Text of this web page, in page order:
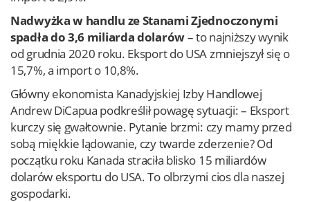
Nadwyżka w handlu ze Stanami Zjednoczonymi
spadła do 3,6 miliarda dolarów– to najniższy wynik
od grudnia 2020 roku. Eksport do USA zmniejszył się o
15,7%, a import o 10,8%.
Główny ekonomista Kanadyjskiej Izby Handlowej
Andrew DiCapua podkreślił powagę sytuacji: – Eksport
kurczy się gwałtownie. Pytanie brzmi: czy mamy przed
sobą miękkie lądowanie, czy twarde zderzenie? Od
początku roku Kanada straciła blisko 15 miliardów
dolarów eksportu do USA. To olbrzymi cios dla naszej
gospodarki.